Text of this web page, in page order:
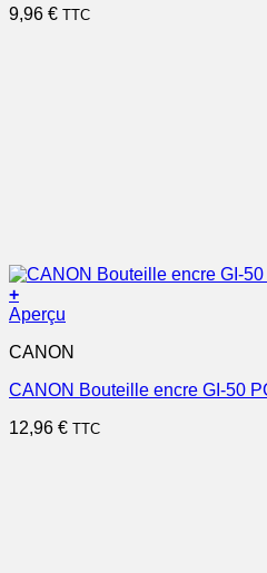
9,96 € TTC
+
Aperçu
CANON
CANON Bouteille encre GI-50
12,96 € TTC